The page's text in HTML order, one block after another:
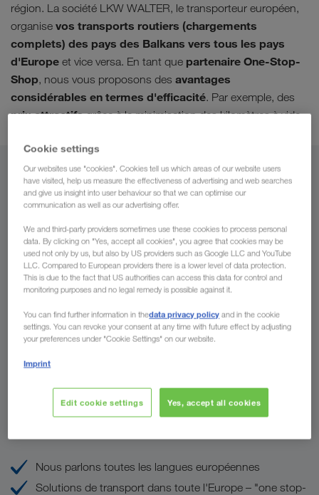
région. La société LKW WALTER, le transporteur européen,
organise vos transports routiers (chargements
complets) des pays des Balkans vers tous les pays
d'Europe et vice versa. En tant que partenaire One-Stop-
Shop, nous vous proposons des avantages
considérables en termes d'efficacité. Par exemple, des
prix attractifsgrâce à la minimisation des kilomètres à vide.
De
Suisse
Vers
Nous parlons toutes les langues européennes
Solutions de transport dans toute l'Europe – "one stop-
Cookie settings
Our websites use "cookies". Cookies tell us which areas of our website users
have visited, help us measure the effectiveness of advertising and web searches
and give us insight into user behaviour so that we can optimise our
communication as well as our advertising offer.
We and third-party providers sometimes use these cookies to process personal
data. By clicking on "Yes, accept all cookies", you agree that cookies may be
used not only by us, but also by US providers such as Google LLC and YouTube
LLC. Compared to European providers there is a lower level of data protection.
This is due to the fact that US authorities can access this data for control and
monitoring purposes and no legal remedy is possible against it.
You can find further information in thedata privacy policy and in the cookie
settings. You can revoke your consent at any time with future effect by adjusting
your preferences under "Cookie Settings" on our website.
Imprint
Edit cookie settings Yes, accept all cookies